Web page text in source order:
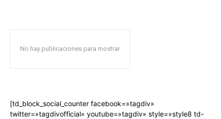
No hay publicaciones para mostrar
[td_block_social_counter facebook=»tagdiv»
twitter=»tagdivofficial» youtube=»tagdiv» style=»style8 td-